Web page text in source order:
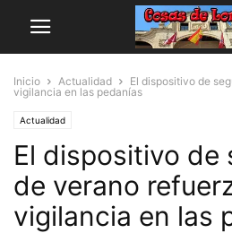
Inicio Actualidad
El dispositivo de
vigilancia en las pedanías
Actualidad
El dispositivo de
de verano
vigilancia en las